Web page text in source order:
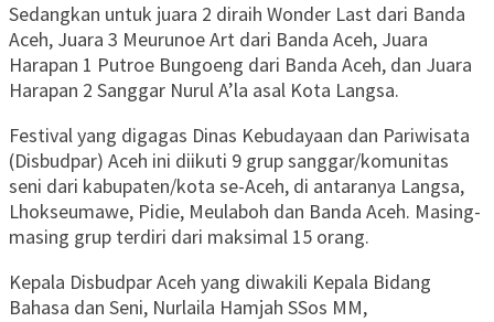
Sedangkan untuk juara 2 diraih Wonder Last dari Banda
Aceh, Juara 3 Meurunoe Art dari Banda Aceh, Juara
Harapan 1 Putroe Bungoeng dari Banda Aceh, dan Juara
Harapan 2 Sanggar Nurul A’la asal Kota Langsa.
Festival yang digagas Dinas Kebudayaan dan Pariwisata
(Disbudpar) Aceh ini diikuti 9 grup sanggar/komunitas
seni dari kabupaten/kota se-Aceh, di antaranya Langsa,
Lhokseumawe, Pidie, Meulaboh dan Banda Aceh. Masing-
masing grup terdiri dari maksimal 15 orang.
Kepala Disbudpar Aceh yang diwakili Kepala Bidang
Bahasa dan Seni, Nurlaila Hamjah SSos MM,